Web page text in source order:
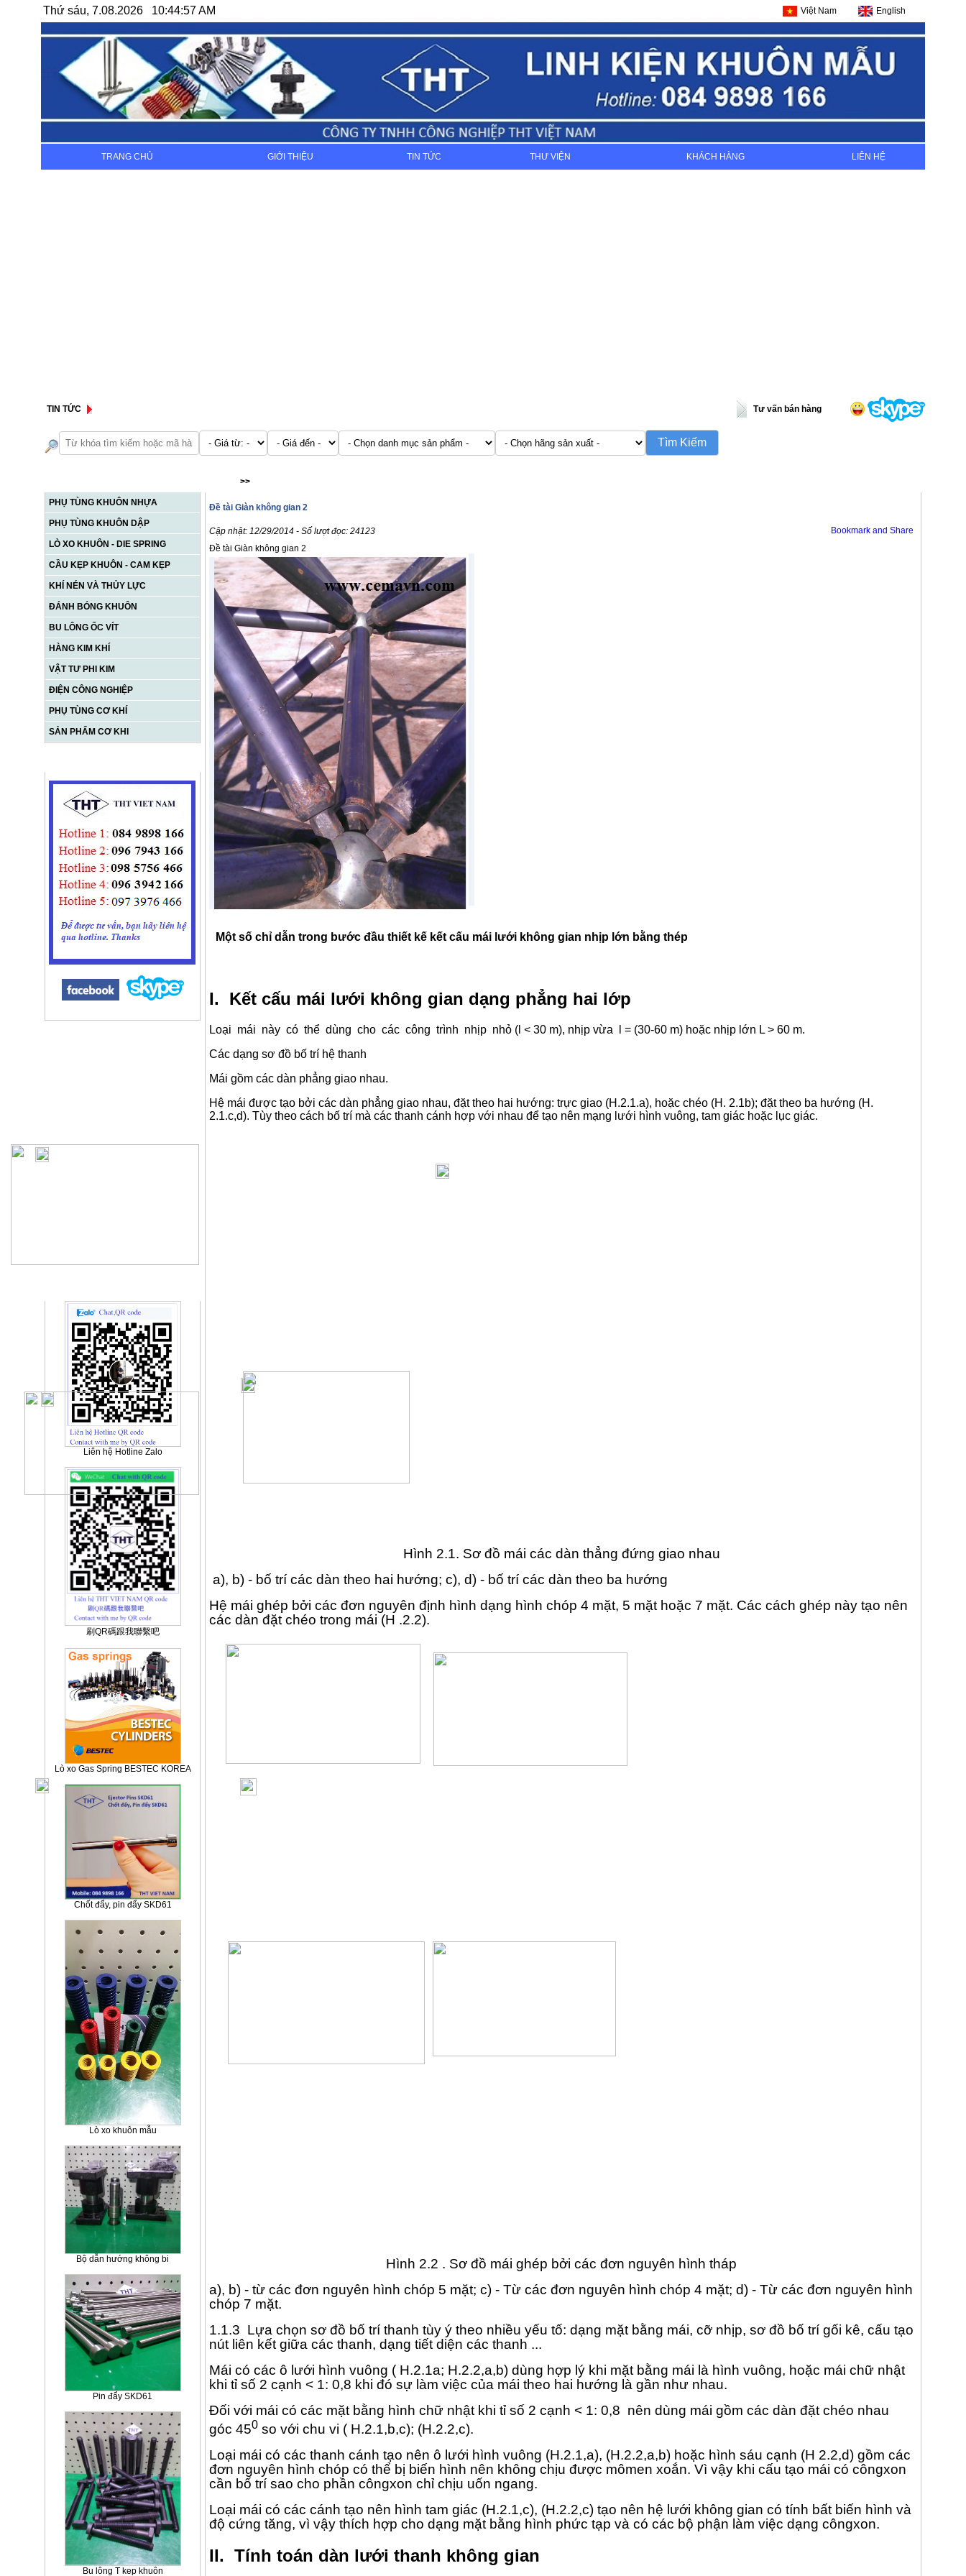
Thứ sáu, 7.08.2026 10:44:57 AM Việt Nam English
TRANG CHỦ GIỚI THIỆU TIN TỨC THƯ VIỆN KHÁCH HÀNG LIÊN HỆ
TIN TỨC Tư vấn bán hàng
PHỤ TÙNG KHUÔN NHỰA
PHỤ TÙNG KHUÔN DẬP
LÒ XO KHUÔN - DIE SPRING
CẦU KẸP KHUÔN - CAM KẸP
KHÍ NÉN VÀ THỦY LỰC
ĐÁNH BÓNG KHUÔN
BU LÔNG ỐC VÍT
HÀNG KIM KHÍ
VẬT TƯ PHI KIM
ĐIỆN CÔNG NGHIỆP
PHỤ TÙNG CƠ KHÍ
SẢN PHẨM CƠ KHI
Liên hệ Hotline Zalo
刷QR碼跟我聯繫吧
Lò xo Gas Spring BESTEC KOREA
Chốt đẩy, pin đẩy SKD61
Lò xo khuôn mẫu
Bộ dẫn hướng không bi
Pin đẩy SKD61
Bu lông T kep khuôn
>>
Đề tài Giàn không gian 2
Cập nhật: 12/29/2014 - Số lượt đọc: 24123
Đề tài Giàn không gian 2
Một số chỉ dẫn trong bước đầu thiết kế kết cấu mái lưới không gian nhịp lớn bằng thép
I. Kết cấu mái lưới không gian dạng phẳng hai lớp
Loại mái này có thể dùng cho các công trình nhịp nhỏ (l < 30 m), nhịp vừa l = (30-60 m) hoặc nhịp lớn L > 60 m.
Các dạng sơ đồ bố trí hệ thanh
Mái gồm các dàn phẳng giao nhau.
Hệ mái được tạo bởi các dàn phẳng giao nhau, đặt theo hai hướng: trực giao (H.2.1.a), hoặc chéo (H. 2.1b); đặt theo ba hướng (H.
2.1.c,d). Tùy theo cách bố trí mà các thanh cánh hợp với nhau để tạo nên mạng lưới hình vuông, tam giác hoặc lục giác.
Hình 2.1. Sơ đồ mái các dàn thẳng đứng giao nhau
a), b) - bố trí các dàn theo hai hướng; c), d) - bố trí các dàn theo ba hướng
Hệ mái ghép bởi các đơn nguyên định hình dạng hình chóp 4 mặt, 5 mặt hoặc 7 mặt. Các cách ghép này tạo nên
các dàn đặt chéo trong mái (H .2.2).
Hình 2.2 . Sơ đồ mái ghép bởi các đơn nguyên hình tháp
a), b) - từ các đơn nguyên hình chóp 5 mặt; c) - Từ các đơn nguyên hình chóp 4 mặt; d) - Từ các đơn nguyên hình
chóp 7 mặt.
1.1.3 Lựa chọn sơ đồ bố trí thanh tùy ý theo nhiều yếu tố: dạng mặt bằng mái, cỡ nhịp, sơ đồ bố trí gối kê, cấu tạo
nút liên kết giữa các thanh, dạng tiết diện các thanh ...
Mái có các ô lưới hình vuông ( H.2.1a; H.2.2,a,b) dùng hợp lý khi mặt bằng mái là hình vuông, hoặc mái chữ nhật
khi tỉ số 2 cạnh < 1: 0,8 khi đó sự làm việc của mái theo hai hướng là gần như nhau.
Đối với mái có các mặt bằng hình chữ nhật khi tỉ số 2 cạnh < 1: 0,8 nên dùng mái gồm các dàn đặt chéo nhau
góc 450 so với chu vi ( H.2.1,b,c); (H.2.2,c).
Loại mái có các thanh cánh tạo nên ô lưới hình vuông (H.2.1,a), (H.2.2,a,b) hoặc hình sáu cạnh (H 2.2,d) gồm các
đơn nguyên hình chóp có thể bị biến hình nên không chịu được mômen xoắn. Vì vậy khi cấu tạo mái có côngxon
cần bố trí sao cho phần côngxon chỉ chịu uốn ngang.
Loại mái có các cánh tạo nên hình tam giác (H.2.1,c), (H.2.2,c) tạo nên hệ lưới không gian có tính bất biến hình và
độ cứng tăng, vì vậy thích hợp cho dạng mặt bằng hình phức tạp và có các bộ phận làm việc dạng côngxon.
II. Tính toán dàn lưới thanh không gian